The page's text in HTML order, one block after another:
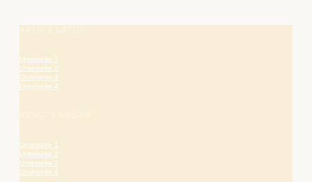
AKTIV & NATUR
Unterseite 1
Unterseite 2
Unterseite 3
Unterseite 4
Unterseite 1
Unterseite 2
Unterseite 3
Unterseite 4